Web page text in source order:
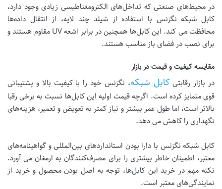
در محیط‌های صنعتی که تداخل‌های الکترومغناطیسی زیادی وجود دارد،
کابل شبکه نگزنس با استفاده از شیلد چند لایه، از انتقال داده‌ها
محافظت می کند. این کابل‌ها همچنین در برابر اشعه UV مقاوم هستند و
برای نصب در فضای باز مناسب هستند.
مقایسه کیفیت و قیمت در بازار
در بازار رقابتی کابل‌ شبکه، نگزنس خود را با کیفیت بالا و پشتیبانی
قوی متمایز کرده است. اگرچه قیمت اولیه این کابل‌ها نسبت به برخی رقبا
بالاتر است، اما طول عمر بیشتر و نیاز کمتر به تعویض و تعمیر، هزینه‌های
نگهداری را کاهش می دهد.
کابل شبکه نگزنس با دارا بودن استانداردهای بین‌المللی و گواهینامه‌های
معتبر، اطمینان خاطر بیشتری را برای مصرف‌کنندگان به ارمغان می آورد.
نکته مهم در خرید این کابل‌ها، توجه به اصل بودن محصول و خرید از
نمایندگی‌های معتبر است.